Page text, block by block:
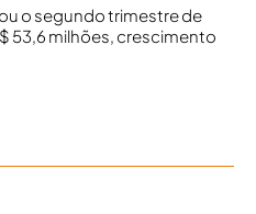
o segundo trimestre de
53,6 milhões, crescimento